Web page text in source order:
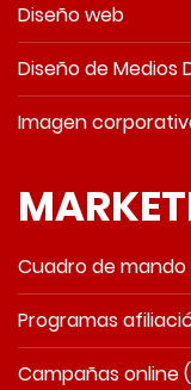
Diseño web
Diseño de Medios
Imagen
Cuadro de mando
Programas
Campañas online